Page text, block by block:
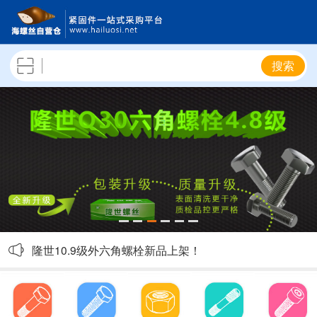
搜索
隆世4.8级六角螺栓陆续补货，敬请关注！
隆世品牌吊顶一体钉、吊顶枪新品上架！
隆世10.9级外六角螺栓新品上架！